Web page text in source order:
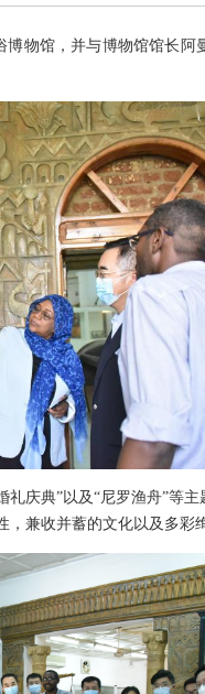
物馆，并与博物馆馆长
礼庆典”以及“尼罗渔舟”等
兼收并蓄的文化以及多彩